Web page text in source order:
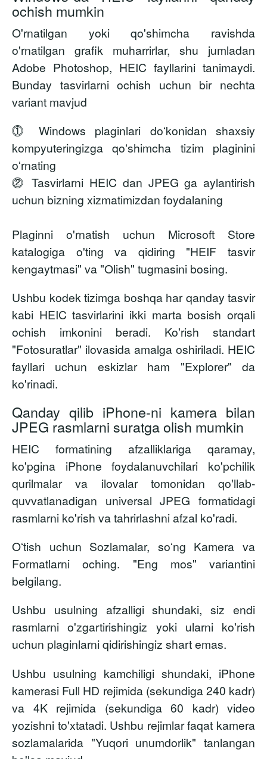
ochish mumkin
O'rnatilgan yoki qo'shimcha ravishda
o'rnatilgan grafik muharrirlar, shu jumladan
Adobe Photoshop, HEIC fayllarini tanimaydi.
Bunday tasvirlarni ochish uchun bir nechta
variant mavjud
⓵ Windows plaginlari doʻkonidan shaxsiy
kompyuteringizga qoʻshimcha tizim plaginini
oʻrnating
⓶ Tasvirlarni HEIC dan JPEG ga aylantirish
uchun bizning xizmatimizdan foydalaning
Plaginni o'rnatish uchun Microsoft Store
katalogiga o'ting va qidiring "HEIF tasvir
kengaytmasi" va "Olish" tugmasini bosing.
Ushbu kodek tizimga boshqa har qanday tasvir
kabi HEIC tasvirlarini ikki marta bosish orqali
ochish imkonini beradi. Ko'rish standart
"Fotosuratlar" ilovasida amalga oshiriladi. HEIC
fayllari uchun eskizlar ham "Explorer" da
ko'rinadi.
Qanday qilib iPhone-ni kamera bilan
JPEG rasmlarni suratga olish mumkin
HEIC formatining afzalliklariga qaramay,
ko'pgina iPhone foydalanuvchilari ko'pchilik
qurilmalar va ilovalar tomonidan qo'llab-
quvvatlanadigan universal JPEG formatidagi
rasmlarni ko'rish va tahrirlashni afzal ko'radi.
Oʻtish uchun Sozlamalar, soʻng Kamera va
Formatlarni oching. "Eng mos" variantini
belgilang.
Ushbu usulning afzalligi shundaki, siz endi
rasmlarni o'zgartirishingiz yoki ularni ko'rish
uchun plaginlarni qidirishingiz shart emas.
Ushbu usulning kamchiligi shundaki, iPhone
kamerasi Full HD rejimida (sekundiga 240 kadr)
va 4K rejimida (sekundiga 60 kadr) video
yozishni to'xtatadi. Ushbu rejimlar faqat kamera
sozlamalarida "Yuqori unumdorlik" tanlangan